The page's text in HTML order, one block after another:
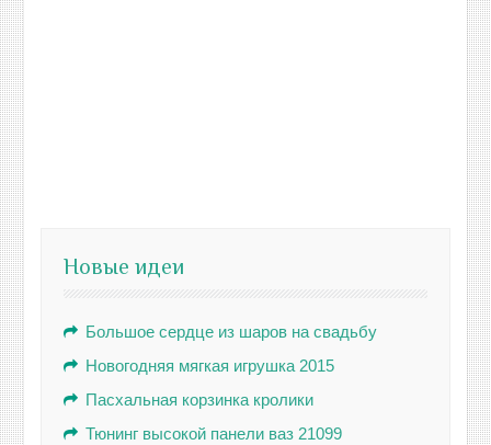
Новые идеи
Большое сердце из шаров на свадьбу
Новогодняя мягкая игрушка 2015
Пасхальная корзинка кролики
Тюнинг высокой панели ваз 21099